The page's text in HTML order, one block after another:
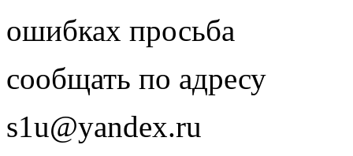
ошибках просьба
сообщать по адресу
s1u@yandex.ru